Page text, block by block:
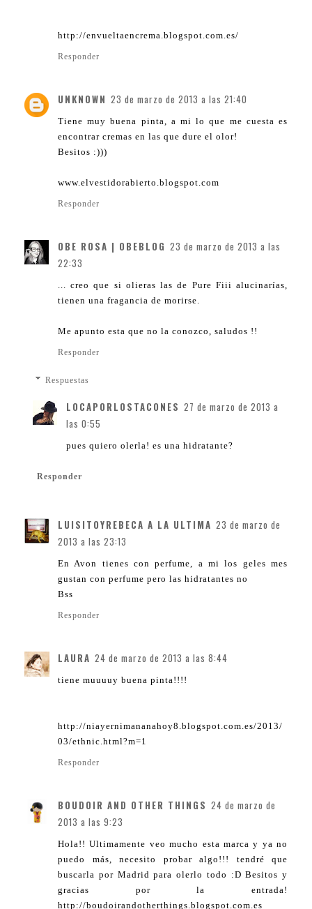
http://envueltaencrema.blogspot.com.es/
Responder
UNKNOWN 23 de marzo de 2013 a las 21:40
Tiene muy buena pinta, a mi lo que me cuesta es
encontrar cremas en las que dure el olor!
Besitos :)))
www.elvestidorabierto.blogspot.com
Responder
OBE ROSA | OBEBLOG 23 de marzo de 2013 a las
22:33
... creo que si olieras las de Pure Fiii alucinarías,
tienen una fragancia de morirse.
Me apunto esta que no la conozco, saludos !!
Responder
Respuestas
LOCAPORLOSTACONES 27 de marzo de 2013 a
las 0:55
pues quiero olerla! es una hidratante?
Responder
LUISITOYREBECA A LA ULTIMA 23 de marzo de
2013 a las 23:13
En Avon tienes con perfume, a mi los geles mes
gustan con perfume pero las hidratantes no
Bss
Responder
LAURA 24 de marzo de 2013 a las 8:44
tiene muuuuy buena pinta!!!!
http://niayernimananahoy8.blogspot.com.es/2013/
03/ethnic.html?m=1
Responder
BOUDOIR AND OTHER THINGS 24 de marzo de
2013 a las 9:23
Hola!! Ultimamente veo mucho esta marca y ya no
puedo más, necesito probar algo!!! tendré que
buscarla por Madrid para olerlo todo :D Besitos y
gracias por la entrada!
http://boudoirandotherthings.blogspot.com.es